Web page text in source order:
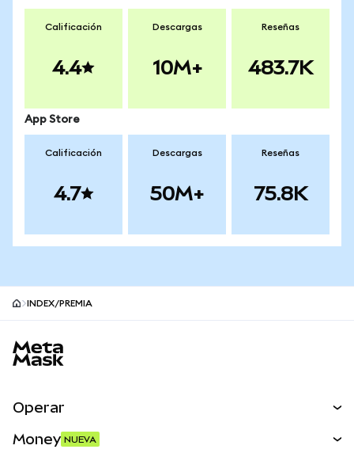
Calificación
4.4
Descargas
10M+
Reseñas
483.7K
App Store
Calificación
4.7
Descargas
50M+
Reseñas
75.8K
INDEX/PREMIA
Operar
Money NUEVA